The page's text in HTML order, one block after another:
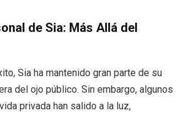
de Sia: Más Allá del
Sia ha mantenido gran parte de su
del ojo público. Sin embargo, algunos
privada han salido a la luz,